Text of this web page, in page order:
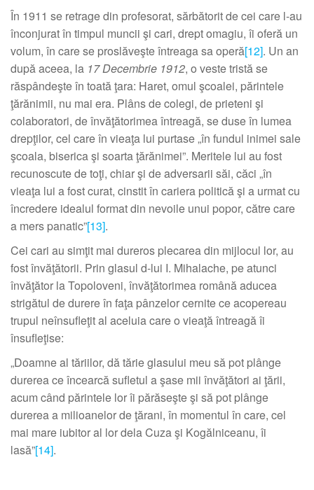
În 1911 se retrage din profesorat, sărbătorit de cei care l-au
înconjurat în timpul muncii şi cari, drept omagiu, îi oferă un
volum, în care se proslăveşte întreaga sa operă[12]. Un an
după aceea, la 17 Decembrie 1912, o veste tristă se
răspândeşte în toată ţara: Haret, omul şcoalei, părintele
ţărănimii, nu mai era. Plâns de colegi, de prieteni şi
colaboratori, de învăţătorimea întreagă, se duse în lumea
drepţilor, cel care în vieaţa lui purtase „în fundul inimei sale
şcoala, biserica şi soarta ţărănimei”. Meritele lui au fost
recunoscute de toţi, chiar şi de adversarii săi, căci „în
vieaţa lui a fost curat, cinstit în cariera politică şi a urmat cu
încredere idealul format din nevoile unui popor, către care
a mers panatic”[13].
Cei cari au simţit mai dureros plecarea din mijlocul lor, au
fost învăţătorii. Prin glasul d-lui I. Mihalache, pe atunci
învăţător la Topoloveni, învăţătorimea română aducea
strigătul de durere în faţa pânzelor cernite ce acopereau
trupul neînsufleţit al aceluia care o vieaţă întreagă îi
însufleţise:
„Doamne al tăriilor, dă tărie glasului meu să pot plânge
durerea ce încearcă sufletul a şase mii învăţători ai ţării,
acum când părintele lor îi părăseşte şi să pot plânge
durerea a milioanelor de ţărani, în momentul în care, cel
mai mare iubitor al lor dela Cuza şi Kogălniceanu, îi
lasă”[14].